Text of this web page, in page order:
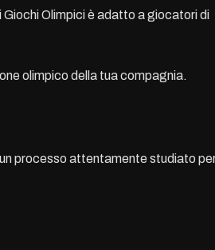
Olimpici è adatto a giocatori di
olimpico della tua compagnia.
processo attentamente studiato